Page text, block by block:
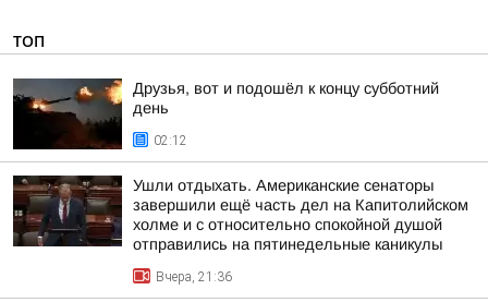
ТОП
Друзья, вот и подошёл к концу субботний
день
02:12
Ушли отдыхать. Американские сенаторы
завершили ещё часть дел на Капитолийском
холме и с относительно спокойной душой
отправились на пятинедельные каникулы
Вчера, 21:36